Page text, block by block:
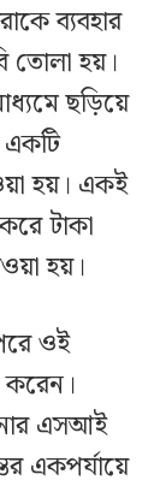
ব্যবহার
তোলা হয়।
ছড়িয়ে
হয়। একই
টাকা
হয়।
ওই
এসআই
একপর্যায়ে